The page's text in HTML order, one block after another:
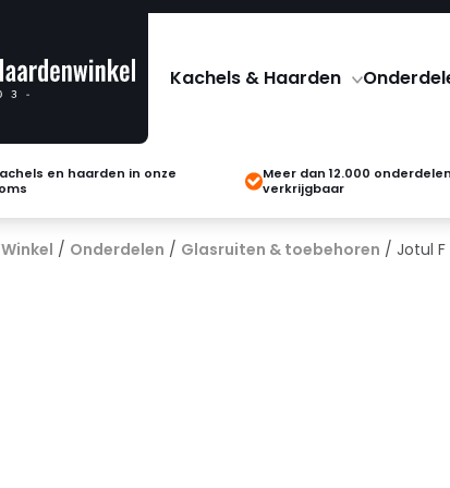
Kachels & Haarden
en haarden in onze
Meer dan 12.000 onderdelen
verkrijgbaar
Winkel / Onderdelen / Glasruiten & toebehoren / Jotul F